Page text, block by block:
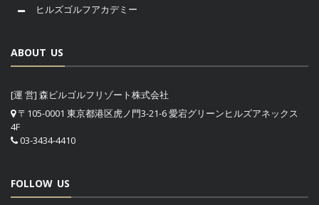
ヒルズゴルフアカデミー
ABOUT US
[運 営] 森ビルゴルフリゾート株式会社
〒105-0001 東京都港区虎ノ門3-21-6 愛宕グリーンヒルズアネックス
4F
03-3434-4410
FOLLOW US